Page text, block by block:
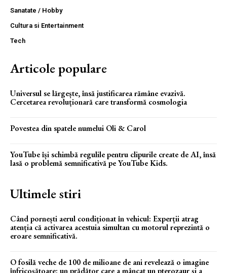
Sanatate / Hobby
Cultura si Entertainment
Tech
Articole populare
Universul se lărgește, însă justificarea rămâne evazivă.
Cercetarea revoluționară care transformă cosmologia
Povestea din spatele numelui Oli & Carol
YouTube își schimbă regulile pentru clipurile create de AI, însă
lasă o problemă semnificativă pe YouTube Kids.
Ultimele stiri
Când pornești aerul condiționat în vehicul: Experții atrag
atenția că activarea acestuia simultan cu motorul reprezintă o
eroare semnificativă.
O fosilă veche de 100 de milioane de ani revelează o imagine
înfricoșătoare: un prădător care a mâncat un pterozaur și a